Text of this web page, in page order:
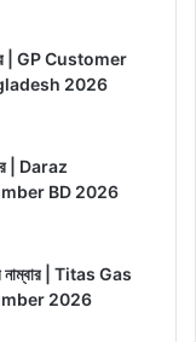
| GP Customer
2026
| Daraz
BD 2026
নাম্বার | Titas Gas
2026